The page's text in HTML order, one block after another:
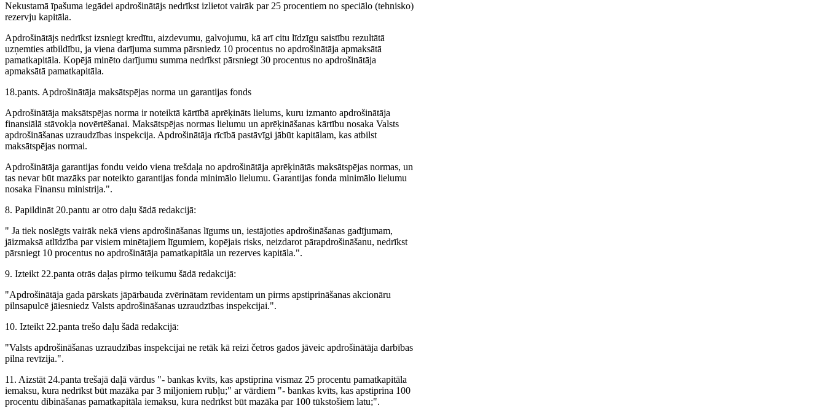
Nekustamā īpašuma iegādei apdrošinātājs nedrīkst izlietot vairāk par 25 procentiem no speciālo (tehnisko)
rezervju kapitāla.
Apdrošinātājs nedrīkst izsniegt kredītu, aizdevumu, galvojumu, kā arī citu līdzīgu saistību rezultātā
uzņemties atbildību, ja viena darījuma summa pārsniedz 10 procentus no apdrošinātāja apmaksātā
pamatkapitāla. Kopējā minēto darījumu summa nedrīkst pārsniegt 30 procentus no apdrošinātāja
apmaksātā pamatkapitāla.
18.pants. Apdrošinātāja maksātspējas norma un garantijas fonds
Apdrošinātāja maksātspējas norma ir noteiktā kārtībā aprēķināts lielums, kuru izmanto apdrošinātāja
finansiālā stāvokļa novērtēšanai. Maksātspējas normas lielumu un aprēķināšanas kārtību nosaka Valsts
apdrošināšanas uzraudzības inspekcija. Apdrošinātāja rīcībā pastāvīgi jābūt kapitālam, kas atbilst
maksātspējas normai.
Apdrošinātāja garantijas fondu veido viena trešdaļa no apdrošinātāja aprēķinātās maksātspējas normas, un
tas nevar būt mazāks par noteikto garantijas fonda minimālo lielumu. Garantijas fonda minimālo lielumu
nosaka Finansu ministrija.".
8. Papildināt 20.pantu ar otro daļu šādā redakcijā:
" Ja tiek noslēgts vairāk nekā viens apdrošināšanas līgums un, iestājoties apdrošināšanas gadījumam,
jāizmaksā atlīdzība par visiem minētajiem līgumiem, kopējais risks, neizdarot pārapdrošināšanu, nedrīkst
pārsniegt 10 procentus no apdrošinātāja pamatkapitāla un rezerves kapitāla.".
9. Izteikt 22.panta otrās daļas pirmo teikumu šādā redakcijā:
"Apdrošinātāja gada pārskats jāpārbauda zvērinātam revidentam un pirms apstiprināšanas akcionāru
pilnsapulcē jāiesniedz Valsts apdrošināšanas uzraudzības inspekcijai.".
10. Izteikt 22.panta trešo daļu šādā redakcijā:
"Valsts apdrošināšanas uzraudzības inspekcijai ne retāk kā reizi četros gados jāveic apdrošinātāja darbības
pilna revīzija.".
11. Aizstāt 24.panta trešajā daļā vārdus "- bankas kvīts, kas apstiprina vismaz 25 procentu pamatkapitāla
iemaksu, kura nedrīkst būt mazāka par 3 miljoniem rubļu;" ar vārdiem "- bankas kvīts, kas apstiprina 100
procentu dibināšanas pamatkapitāla iemaksu, kura nedrīkst būt mazāka par 100 tūkstošiem latu;".